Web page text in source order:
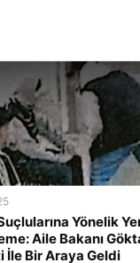
Yönelik
Aile Bakanı
İle Bir Araya Geldi